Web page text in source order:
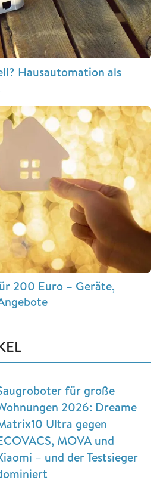
Hausautomation als
200 Euro – Geräte,
für große
2026: Dreame
Ultra gegen
MOVA und
– und der Testsieger